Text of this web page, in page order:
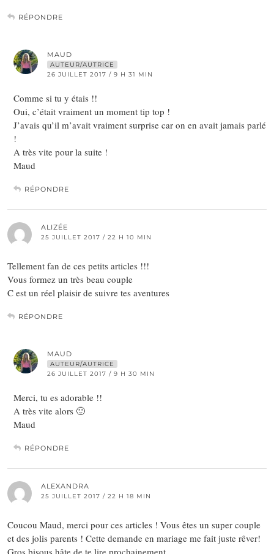
RÉPONDRE
MAUD
AUTEUR/AUTRICE
26 JUILLET 2017 / 9 H 31 MIN
Comme si tu y étais !!
Oui, c’était vraiment un moment tip top !
J’avais qu’il m’avait vraiment surprise car on en avait jamais parlé
!
A très vite pour la suite !
Maud
RÉPONDRE
ALIZÉE
25 JUILLET 2017 / 22 H 10 MIN
Tellement fan de ces petits articles !!!
Vous formez un très beau couple
C est un réel plaisir de suivre tes aventures
RÉPONDRE
MAUD
AUTEUR/AUTRICE
26 JUILLET 2017 / 9 H 30 MIN
Merci, tu es adorable !!
A très vite alors 🙂
Maud
RÉPONDRE
ALEXANDRA
25 JUILLET 2017 / 22 H 18 MIN
Coucou Maud, merci pour ces articles ! Vous êtes un super couple
et des jolis parents ! Cette demande en mariage me fait juste rêver!
Gros bisous hâte de te lire prochainement.